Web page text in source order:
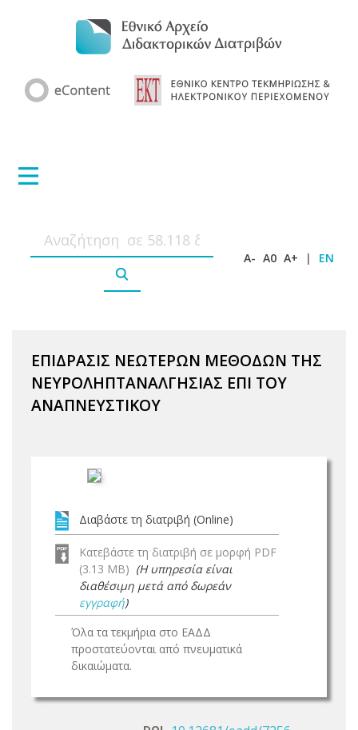
A- A0 A+ | EN
ΕΠΙΔΡΑΣΙΣ ΝΕΩΤΕΡΩΝ ΜΕΘΟΔΩΝ ΤΗΣ
ΝΕΥΡΟΛΗΠΤΑΝΑΛΓΗΣΙΑΣ ΕΠΙ ΤΟΥ
ΑΝΑΠΝΕΥΣΤΙΚΟΥ
Διαβάστε τη διατριβή (Online)
Κατεβάστε τη διατριβή σε μορφή PDF
(3.13 MB) (Η υπηρεσία είναι
διαθέσιμη μετά από δωρεάν
εγγραφή)
Όλα τα τεκμήρια στο ΕΑΔΔ
προστατεύονται από πνευματικά
δικαιώματα.